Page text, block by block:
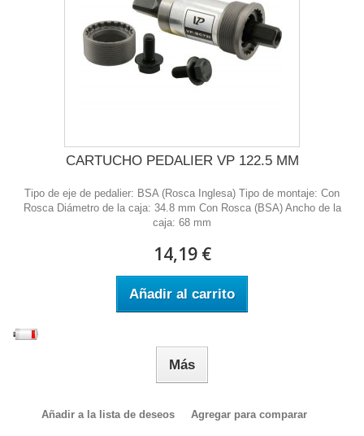
CARTUCHO PEDALIER VP 122.5 MM
Tipo de eje de pedalier: BSA (Rosca Inglesa) Tipo de montaje: Con
Rosca Diámetro de la caja: 34.8 mm Con Rosca (BSA) Ancho de la
caja: 68 mm
14,19 €
Añadir al carrito
Más
Añadir a la lista de deseos Agregar para comparar